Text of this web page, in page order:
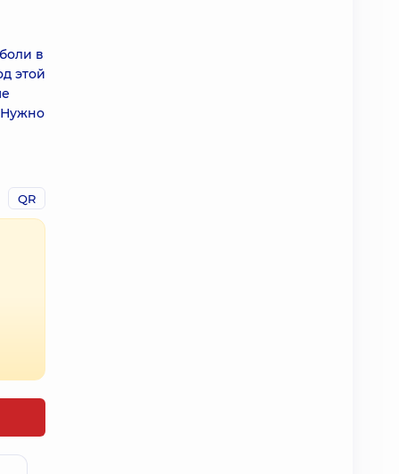
в
этой
Нужно
QR